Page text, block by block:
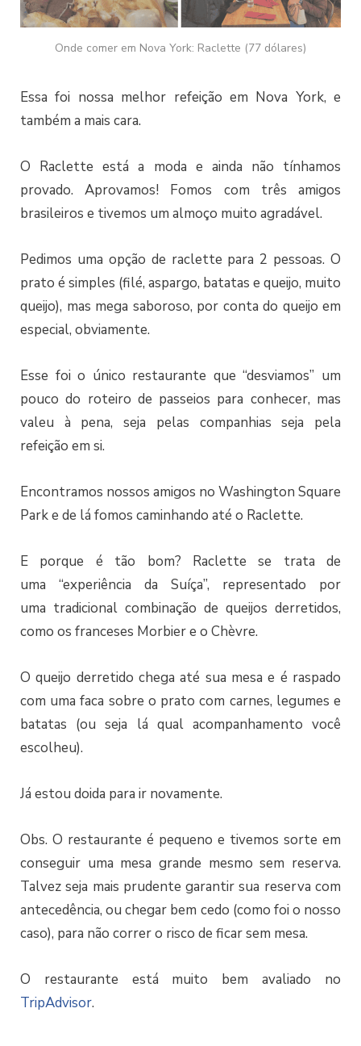
Onde comer em Nova York: Raclette (77 dólares)
Essa foi nossa melhor refeição em Nova York, e
também a mais cara.
O Raclette está a moda e ainda não tínhamos
provado. Aprovamos! Fomos com três amigos
brasileiros e tivemos um almoço muito agradável.
Pedimos uma opção de raclette para 2 pessoas. O
prato é simples (filé, aspargo, batatas e queijo, muito
queijo), mas mega saboroso, por conta do queijo em
especial, obviamente.
Esse foi o único restaurante que “desviamos” um
pouco do roteiro de passeios para conhecer, mas
valeu à pena, seja pelas companhias seja pela
refeição em si.
Encontramos nossos amigos no Washington Square
Park e de lá fomos caminhando até o Raclette.
E porque é tão bom? Raclette se trata de
uma “experiência da Suíça”, representado por
uma tradicional combinação de queijos derretidos,
como os franceses Morbier e o Chèvre.
O queijo derretido chega até sua mesa e é raspado
com uma faca sobre o prato com carnes, legumes e
batatas (ou seja lá qual acompanhamento você
escolheu).
Já estou doida para ir novamente.
Obs. O restaurante é pequeno e tivemos sorte em
conseguir uma mesa grande mesmo sem reserva.
Talvez seja mais prudente garantir sua reserva com
antecedência, ou chegar bem cedo (como foi o nosso
caso), para não correr o risco de ficar sem mesa.
O restaurante está muito bem avaliado no
TripAdvisor.